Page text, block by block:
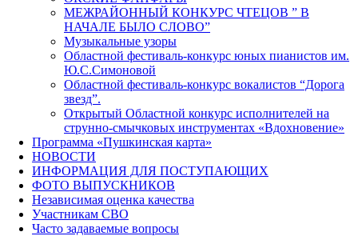
МЕЖРАЙОННЫЙ КОНКУРС ЧТЕЦОВ ” В
НАЧАЛЕ БЫЛО СЛОВО”
Музыкальные узоры
Областной фестиваль-конкурс юных пианистов им.
Ю.С.Симоновой
Областной фестиваль-конкурс вокалистов “Дорога
звезд”.
Открытый Областной конкурс исполнителей на
струнно-смычковых инструментах «Вдохновение»
Программа «Пушкинская карта»
НОВОСТИ
ИНФОРМАЦИЯ ДЛЯ ПОСТУПАЮЩИХ
ФОТО ВЫПУСКНИКОВ
Независимая оценка качества
Участникам СВО
Часто задаваемые вопросы